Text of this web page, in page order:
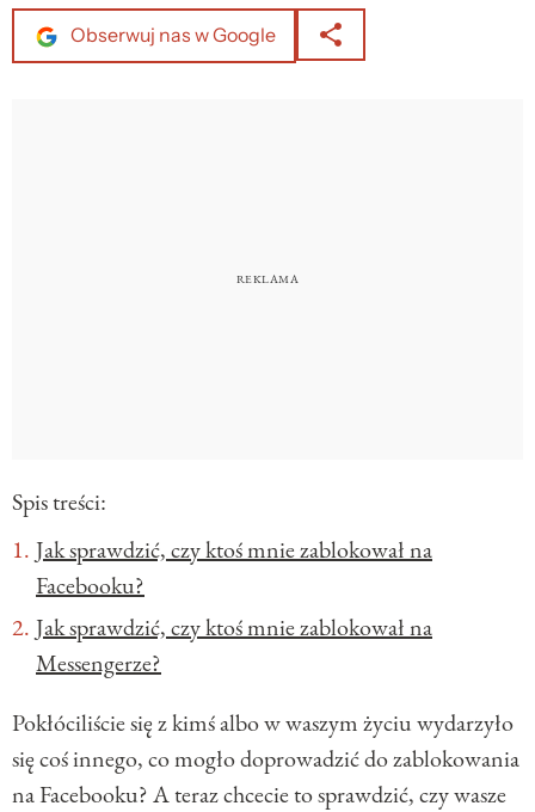
Obserwuj nas w Google
Spis treści:
Jak sprawdzić, czy ktoś mnie zablokował na
Facebooku?
Jak sprawdzić, czy ktoś mnie zablokował na
Messengerze?
Pokłóciliście się z kimś albo w waszym życiu wydarzyło
się coś innego, co mogło doprowadzić do zablokowania
na Facebooku? A teraz chcecie to sprawdzić, czy wasze